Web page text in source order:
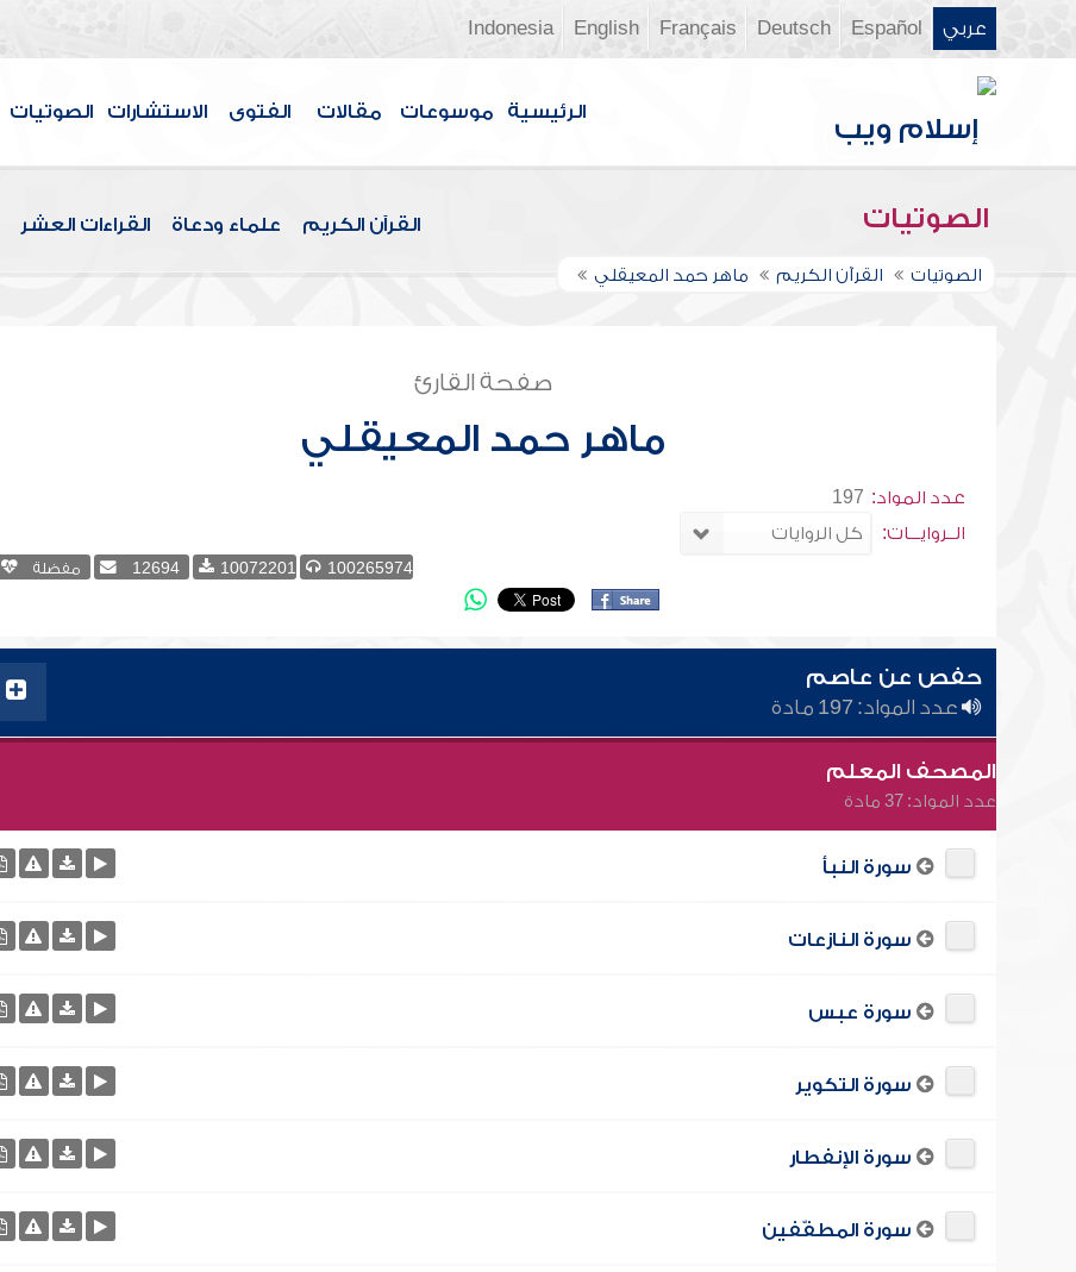
عربي Español
Deutsch
Français
English
Indonesia
الرئيسية موسوعات مقالات الفتوى الاستشارات الصوتيات
الصوتيات القرآن الكريم علماء ودعاة القراءات العشر
الصوتيات القرآن الكريم ماهر حمد المعيقلي
صفحة القارئ
ماهر حمد المعيقلي
عدد المواد: 197
الــروايـــات:
100265974
10072201
12694 مفضلة
حفص عن عاصم
عدد المواد: 197 مادة
المصحف المعلم
عدد المواد: 37 مادة
سورة النبأ
سورة النازعات
سورة عبس
سورة التكوير
سورة الإنفطار
سورة المطفّفين